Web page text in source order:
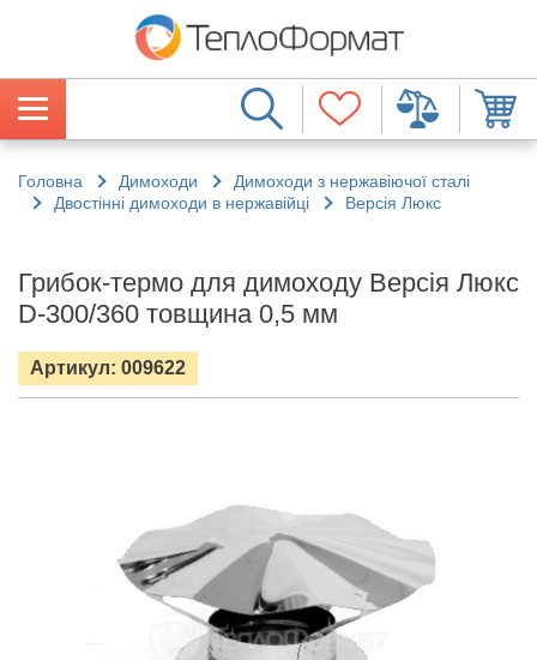
Головна Димоходи
Димоходи з нержавіючої сталі
Двостінні димоходи в нержавійці
Версія Люкс
Грибок-термо для димоходу Версія Люкс
D-300/360 товщина 0,5 мм
Артикул: 009622